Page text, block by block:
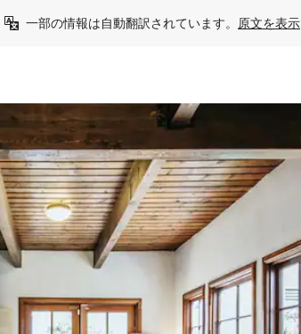
一部の情報は自動翻訳されています。 原文を表示